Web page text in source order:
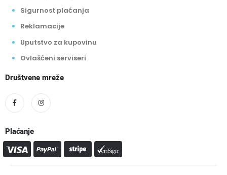
Sigurnost plaćanja
Reklamacije
Uputstvo za kupovinu
Ovlašćeni serviseri
Društvene mreže
Plaćanje